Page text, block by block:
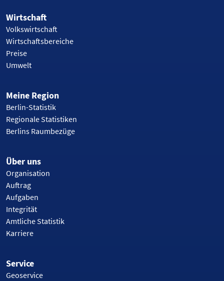
Wirtschaft
Volkswirtschaft
Wirtschaftsbereiche
Preise
Umwelt
Meine Region
Berlin-Statistik
Regionale Statistiken
Berlins Raumbezüge
Über uns
Organisation
Auftrag
Aufgaben
Integrität
Amtliche Statistik
Karriere
Service
Geoservice